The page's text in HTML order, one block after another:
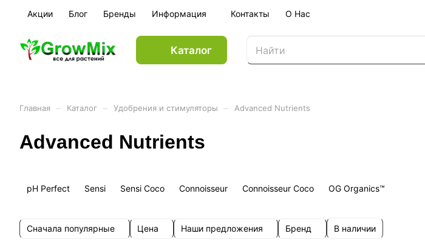
Акции Блог Бренды Информация Контакты О Нас
Каталог
Главная Каталог Удобрения и стимуляторы Advanced Nutrients
Advanced Nutrients
pH Perfect Sensi Sensi Coco Connoisseur Connoisseur Coco OG Organics™
Сначала популярные Цена Наши предложения Бренд В наличии